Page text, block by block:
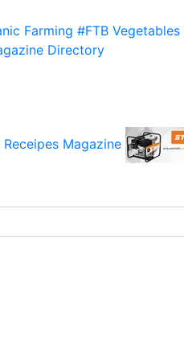
Farming #FTB Vegetables
Directory
Receipes Magazine